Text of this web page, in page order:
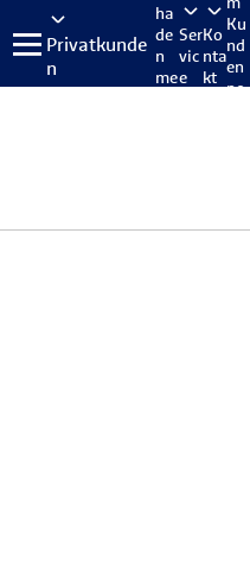
Privatkunde
n
ha
de
n
me
Ser
vic
e
Ko
nta
kt
Ku
nd
en
po